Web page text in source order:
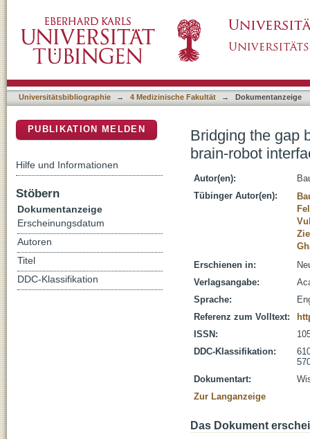
Universitätsbibliographie → 4 Medizinische Fakultät → Dokumentanzeige
Bridging the gap
brain-robot
Autor(en):
Tübinger Autor(en):
Erschienen in:
Verlagsangabe:
Sprache:
Referenz zum Volltext:
ISSN:
DDC-Klassifikation:
Dokumentart:
Zur Langanzeige
Das Dokument
PUBLIKATION MELDEN
Hilfe und Informationen
Stöbern
Dokumentanzeige
Erscheinungsdatum
Autoren
Titel
DDC-Klassifikation